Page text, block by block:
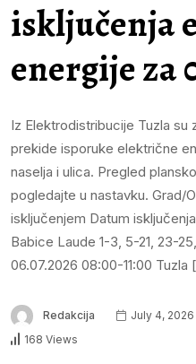
isključenja
energije za
Iz Elektrodistribucije Tuzla su
prekide isporuke električne
naselja i ulica. Pregled
pogledajte u nastavku. Grad/
isključenjem Datum
Babice Laude 1-3, 5-21, 23-
06.07.2026 08:00-11:00 Tuzla
Redakcija July 4, 2026
168 Views